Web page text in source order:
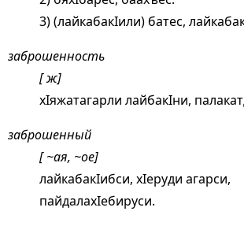
3) (лайкабакIили) батес,
заброшенность
[ ж]
хIяжатагарли лайбакIни,
заброшенный
[ ~ая, ~ое]
лайкабакIибси, хIеруди агарси,
пайдалахIебируси.